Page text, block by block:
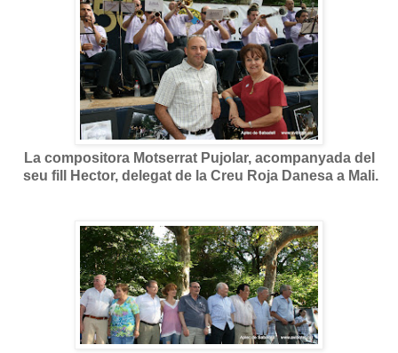
La compositora Motserrat Pujolar, acompanyada del
seu fill Hector, delegat de la Creu Roja Danesa a Mali.